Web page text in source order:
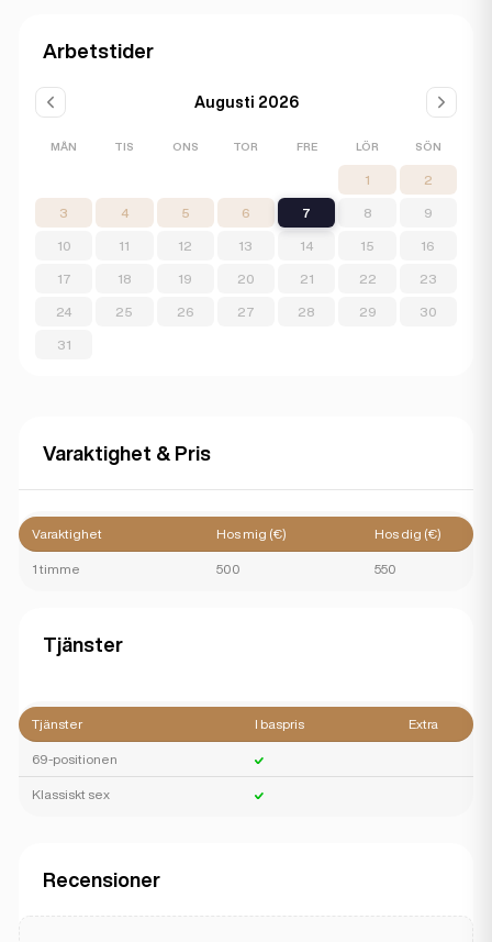
Arbetstider
Augusti 2026
MÅN TIS ONS TOR FRE LÖR SÖN
1 2
3 4 5 6 7 8 9
10 11 12 13 14 15 16
17 18 19 20 21 22 23
24 25 26 27 28 29 30
31
Varaktighet & Pris
Varaktighet Hos mig (€) Hos dig (€)
1 timme 500 550
Tjänster
Tjänster I baspris Extra
69-positionen
Klassiskt sex
Recensioner